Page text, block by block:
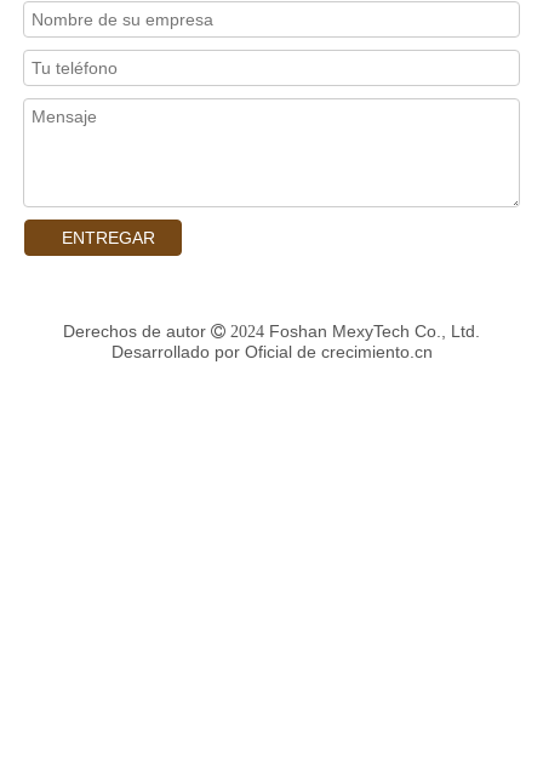
ENTREGAR
Derechos de autor  2024 Foshan MexyTech Co., Ltd.
Desarrollado por Oficial de crecimiento.cn